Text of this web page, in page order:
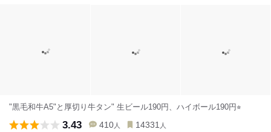
"黒毛和牛A5"と厚切り牛タン" 生ビール190円、ハイボール190円⭐︎
3.43 410 人 14331 人